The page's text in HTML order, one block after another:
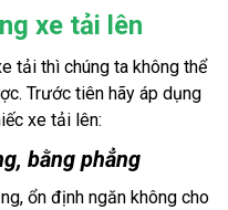
xe tải lên
tải thì chúng ta không thể
Trước tiên hãy áp dụng
xe tải lên:
bằng phẳng
ổn định ngăn không cho